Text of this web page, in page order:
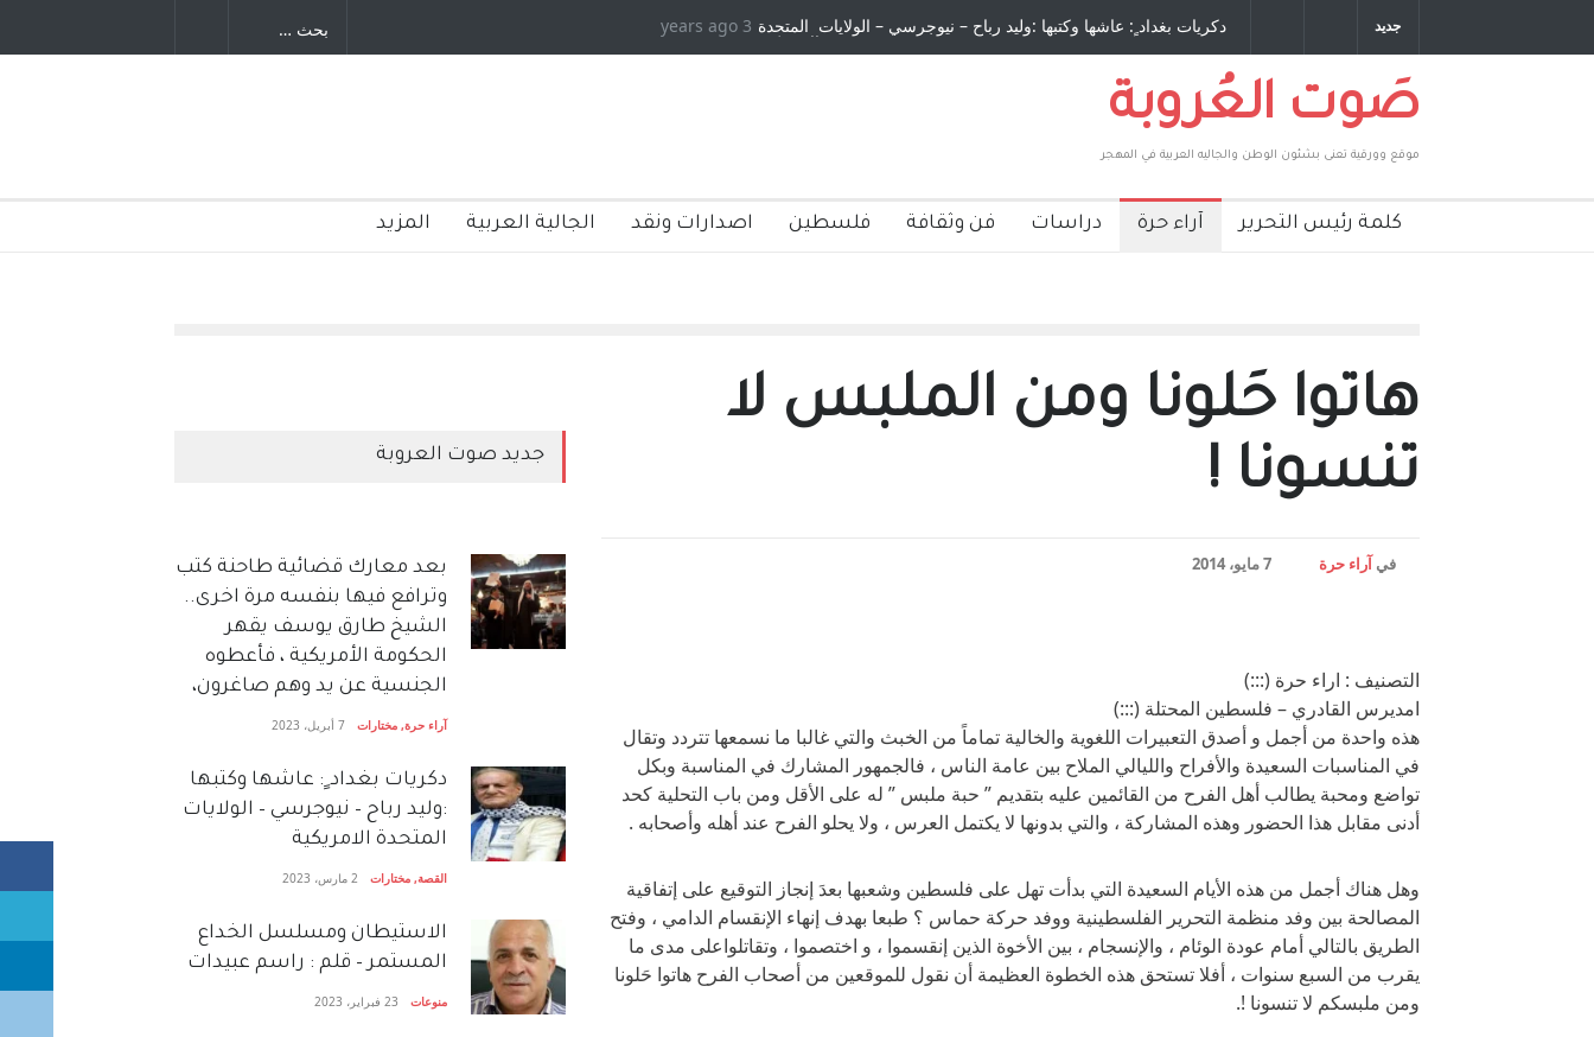
جديد دكريات بغداد ٍ: عاشها وكتبها :وليد رباح – نيوجرسي – الولايات المتحدة
الامريكية
طاحنة كتب وترافع فيها بنفسه مرة اخرى.. الشيخ
صاغرون،
3 years ago
صَوت العُروبة
موقع وورقية تعنى بشئون الوطن والجاليه العربية في المهجر
كلمة رئيس التحرير آراء حرة دراسات فن وثقافة فلسطين اصدارات ونقد الجالية العربية المزيد
هاتوا حَلونا ومن الملبس لا
تنسونا !
فيآراء حرة 7 مايو، 2014
التصنيف : اراء حرة (:::)
امديرس القادري – فلسطين المحتلة (:::)
هذه واحدة من أجمل و أصدق التعبيرات اللغوية والخالية تماماً من الخبث والتي غالبا ما نسمعها تتردد وتقال
في المناسبات السعيدة والأفراح والليالي الملاح بين عامة الناس ، فالجمهور المشارك في المناسبة وبكل
تواضع ومحبة يطالب أهل الفرح من القائمين عليه بتقديم ” حبة ملبس ” له على الأقل ومن باب التحلية كحد
أدنى مقابل هذا الحضور وهذه المشاركة ، والتي بدونها لا يكتمل العرس ، ولا يحلو الفرح عند أهله وأصحابه .
وهل هناك أجمل من هذه الأيام السعيدة التي بدأت تهل على فلسطين وشعبها بعدَ إنجاز التوقيع على إتفاقية
المصالحة بين وفد منظمة التحرير الفلسطينية ووفد حركة حماس ؟ طبعا بهدف إنهاء الإنقسام الدامي ، وفتح
الطريق بالتالي أمام عودة الوئام ، والإنسجام ، بين الأخوة الذين إنقسموا ، و اختصموا ، وتقاتلواعلى مدى ما
يقرب من السبع سنوات ، أفلا تستحق هذه الخطوة العظيمة أن نقول للموقعين من أصحاب الفرح هاتوا حَلونا
ومن ملبسكم لا تنسونا !.
جديد صوت العروبة
بعد معارك قضائية طاحنة كتب
وترافع فيها بنفسه مرة اخرى..
الشيخ طارق يوسف يقهر
الحكومة الأمريكية ، فأعطوه
الجنسية عن يد وهم صاغرون،
آراء حرة, مختارات 7 أبريل، 2023
دكريات بغداد ٍ: عاشها وكتبها
:وليد رباح – نيوجرسي – الولايات
المتحدة الامريكية
القصة, مختارات 2 مارس، 2023
الاستيطان ومسلسل الخداع
المستمر – قلم : راسم عبيدات
منوعات 23 فبراير، 2023